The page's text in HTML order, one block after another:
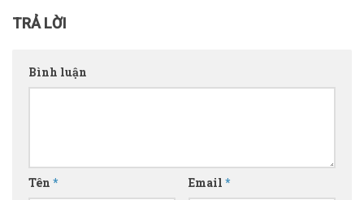
TRẢ LỜI
Bình luận
Tên * Email *